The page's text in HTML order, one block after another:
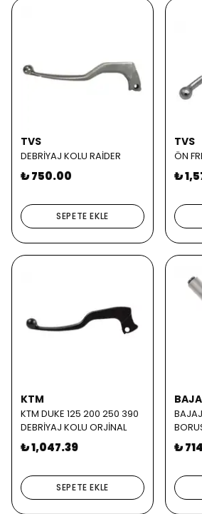
TVS
DEBRİYAJ KOLU RAİDER
₺ 750.00
SEPETE EKLE
TVS
ÖN
₺
KTM
KTM DUKE 125 200 250 390
DEBRİYAJ KOLU ORJİNAL
₺ 1,047.39
SEPETE EKLE
₺